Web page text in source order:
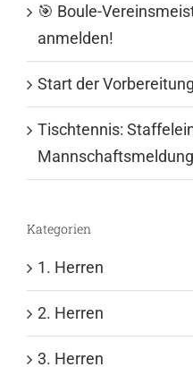
🎯 Boule-
anmelden!
Start der
Tischtennis:
Kategorien
1. Herren
2. Herren
3. Herren